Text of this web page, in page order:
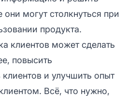
могут столкнуться при
продукта.
клиентов может сделать
повысить
клиентов и улучшить опыт
Всё, что нужно,